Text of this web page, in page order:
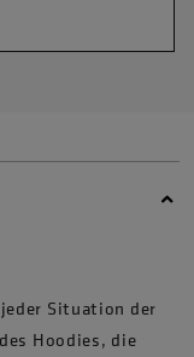
Situation der
Hoodies, die